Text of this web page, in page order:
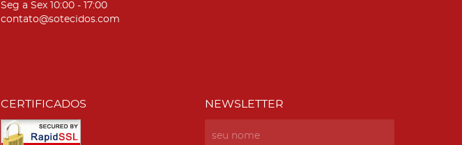
Seg a Sex 10:00 - 17:00
contato@sotecidos.com
CERTIFICADOS NEWSLETTER